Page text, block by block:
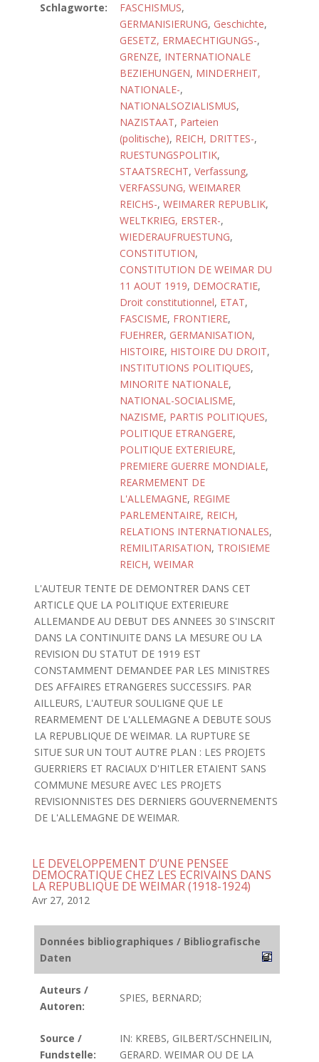
Schlagworte: FASCHISMUS,
GERMANISIERUNG, Geschichte,
GESETZ, ERMAECHTIGUNGS-,
GRENZE, INTERNATIONALE
BEZIEHUNGEN, MINDERHEIT,
NATIONALE-,
NATIONALSOZIALISMUS,
NAZISTAAT, Parteien
(politische), REICH, DRITTES-,
RUESTUNGSPOLITIK,
STAATSRECHT, Verfassung,
VERFASSUNG, WEIMARER
REICHS-, WEIMARER REPUBLIK,
WELTKRIEG, ERSTER-,
WIEDERAUFRUESTUNG,
CONSTITUTION,
CONSTITUTION DE WEIMAR DU
11 AOUT 1919, DEMOCRATIE,
Droit constitutionnel, ETAT,
FASCISME, FRONTIERE,
FUEHRER, GERMANISATION,
HISTOIRE, HISTOIRE DU DROIT,
INSTITUTIONS POLITIQUES,
MINORITE NATIONALE,
NATIONAL-SOCIALISME,
NAZISME, PARTIS POLITIQUES,
POLITIQUE ETRANGERE,
POLITIQUE EXTERIEURE,
PREMIERE GUERRE MONDIALE,
REARMEMENT DE
L'ALLEMAGNE, REGIME
PARLEMENTAIRE, REICH,
RELATIONS INTERNATIONALES,
REMILITARISATION, TROISIEME
REICH, WEIMAR
L'AUTEUR TENTE DE DEMONTRER DANS CET
ARTICLE QUE LA POLITIQUE EXTERIEURE
ALLEMANDE AU DEBUT DES ANNEES 30 S'INSCRIT
DANS LA CONTINUITE DANS LA MESURE OU LA
REVISION DU STATUT DE 1919 EST
CONSTAMMENT DEMANDEE PAR LES MINISTRES
DES AFFAIRES ETRANGERES SUCCESSIFS. PAR
AILLEURS, L'AUTEUR SOULIGNE QUE LE
REARMEMENT DE L'ALLEMAGNE A DEBUTE SOUS
LA REPUBLIQUE DE WEIMAR. LA RUPTURE SE
SITUE SUR UN TOUT AUTRE PLAN : LES PROJETS
GUERRIERS ET RACIAUX D'HITLER ETAIENT SANS
COMMUNE MESURE AVEC LES PROJETS
REVISIONNISTES DES DERNIERS GOUVERNEMENTS
DE L'ALLEMAGNE DE WEIMAR.
LE DEVELOPPEMENT D’UNE PENSEE
DEMOCRATIQUE CHEZ LES ECRIVAINS DANS
LA REPUBLIQUE DE WEIMAR (1918-1924)
Avr 27, 2012
Données bibliographiques / Bibliografische
Daten
Auteurs /
Autoren:
SPIES, BERNARD;
Source /
Fundstelle:
IN: KREBS, GILBERT/SCHNEILIN,
GERARD. WEIMAR OU DE LA